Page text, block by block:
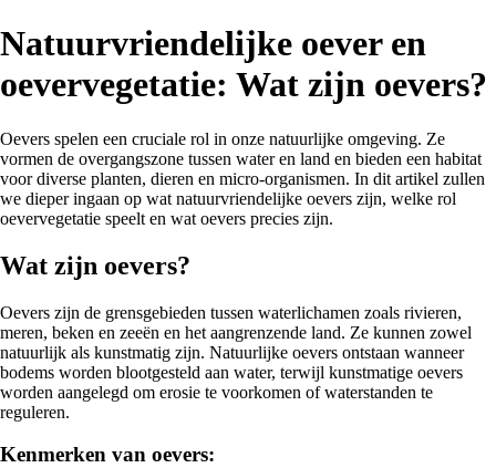
Natuurvriendelijke oever en
oevervegetatie: Wat zijn oevers?
Oevers spelen een cruciale rol in onze natuurlijke omgeving. Ze
vormen de overgangszone tussen water en land en bieden een habitat
voor diverse planten, dieren en micro-organismen. In dit artikel zullen
we dieper ingaan op wat natuurvriendelijke oevers zijn, welke rol
oevervegetatie speelt en wat oevers precies zijn.
Wat zijn oevers?
Oevers zijn de grensgebieden tussen waterlichamen zoals rivieren,
meren, beken en zeeën en het aangrenzende land. Ze kunnen zowel
natuurlijk als kunstmatig zijn. Natuurlijke oevers ontstaan wanneer
bodems worden blootgesteld aan water, terwijl kunstmatige oevers
worden aangelegd om erosie te voorkomen of waterstanden te
reguleren.
Kenmerken van oevers: